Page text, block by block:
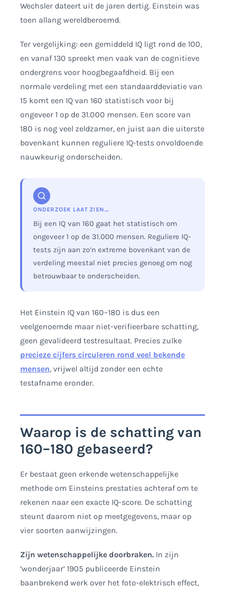
Wechsler dateert uit de jaren dertig. Einstein was
toen allang wereldberoemd.
Ter vergelijking: een gemiddeld IQ ligt rond de 100,
en vanaf 130 spreekt men vaak van de cognitieve
ondergrens voor hoogbegaafdheid. Bij een
normale verdeling met een standaarddeviatie van
15 komt een IQ van 160 statistisch voor bij
ongeveer 1 op de 31.000 mensen. Een score van
180 is nog veel zeldzamer, en juist aan die uiterste
bovenkant kunnen reguliere IQ-tests onvoldoende
nauwkeurig onderscheiden.
ONDERZOEK LAAT ZIEN…
Bij een IQ van 160 gaat het statistisch om
ongeveer 1 op de 31.000 mensen. Reguliere IQ-
tests zijn aan zo’n extreme bovenkant van de
verdeling meestal niet precies genoeg om nog
betrouwbaar te onderscheiden.
Het Einstein IQ van 160–180 is dus een
veelgenoemde maar niet-verifieerbare schatting,
geen gevalideerd testresultaat. Precies zulke
precieze cijfers circuleren rond veel bekende
mensen, vrijwel altijd zonder een echte
testafname eronder.
Waarop is de schatting van
160–180 gebaseerd?
Er bestaat geen erkende wetenschappelijke
methode om Einsteins prestaties achteraf om te
rekenen naar een exacte IQ-score. De schatting
steunt daarom niet op meetgegevens, maar op
vier soorten aanwijzingen.
Zijn wetenschappelijke doorbraken. In zijn
‘wonderjaar’ 1905 publiceerde Einstein
baanbrekend werk over het foto-elektrisch effect,